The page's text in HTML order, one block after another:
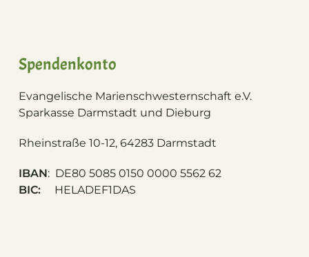
Spendenkonto
Evangelische Marienschwesternschaft e.V.
Sparkasse Darmstadt und Dieburg
Rheinstraße 10-12, 64283 Darmstadt
IBAN: DE80 5085 0150 0000 5562 62
BIC:HELADEF1DAS